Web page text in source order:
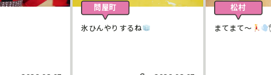
問屋町
氷ひんやりするね
松村
まてまて〜